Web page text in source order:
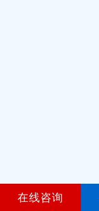
在线咨询